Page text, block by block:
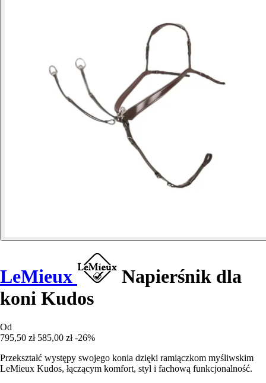
LeMieux
Napierśnik dla
koni Kudos
Od
795,50 zł 585,00 zł -26%
Przekształć występy swojego konia dzięki ramiączkom myśliwskim
LeMieux Kudos, łączącym komfort, styl i fachową funkcjonalność.